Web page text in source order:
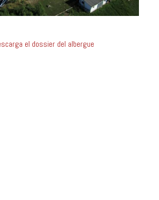
el dossier del albergue